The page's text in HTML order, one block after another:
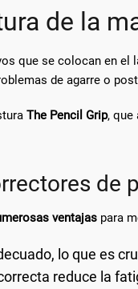
técnicamente
de la
que se colocan en el
de agarre o
The Pencil Grip, que
de
ventajas para
lo que es
reduce la